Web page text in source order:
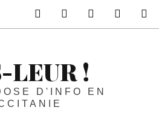
LEUR !
D'INFO EN